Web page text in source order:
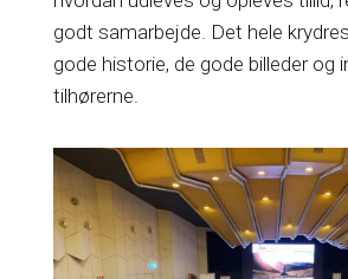
godt samarbejde. Det hele
gode historie, de gode billeder og
tilhørerne.